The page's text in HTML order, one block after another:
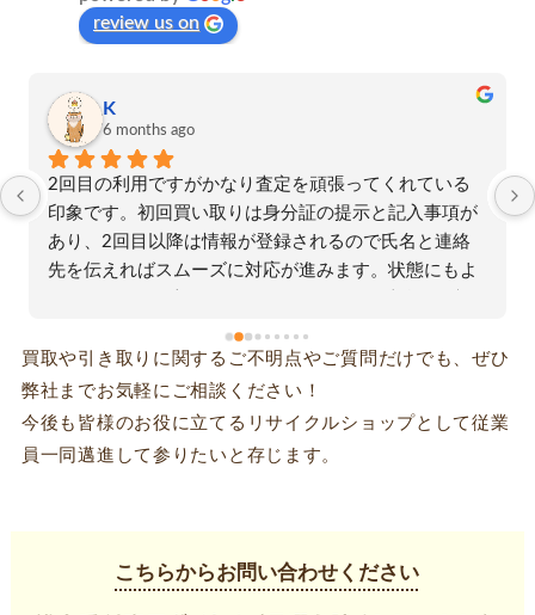
review us on
K
6 months ago
2回目の利用ですがかなり査定を頑張ってくれている
印象です。初回買い取りは身分証の提示と記入事項が
あり、2回目以降は情報が登録されるので氏名と連絡
先を伝えればスムーズに対応が進みます。状態にもよ
程度は査定して頂けました。今後も出品する手間と送
料を考えてみて利益率が微妙だなと思ったらまたアシ
ストさんにお願いしようと思います。受付の方も従業
員の方も良くして頂けて嬉しかったです、またよろし
くお願い致します。
買取や引き取りに関するご不明点やご質問だけでも、ぜひ
弊社までお気軽にご相談ください！
今後も皆様のお役に立てるリサイクルショップとして従業
員一同邁進して参りたいと存じます。
こちらからお問い合わせください